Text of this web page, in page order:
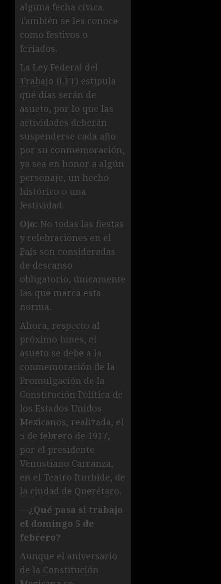
alguna fecha cívica.
También se les conoce
como festivos o
feriados.
La Ley Federal del
Trabajo (LFT) estipula
qué días serán de
asueto, por lo que las
actividades deberán
suspenderse cada año
por su conmemoración,
ya sea en honor a algún
personaje, un hecho
histórico o una
festividad.
Ojo: No todas las fiestas
y celebraciones en el
País son consideradas
de descanso
obligatorio, únicamente
las que marca esta
norma.
Ahora, respecto al
próximo lunes, el
asueto se debe a la
conmemoración de la
Promulgación de la
Constitución Política de
los Estados Unidos
Mexicanos, realizada, el
5 de febrero de 1917,
por el presidente
Venustiano Carranza,
en el Teatro Iturbide, de
la ciudad de Querétaro.
—¿Qué pasa si trabajo
el domingo 5 de
febrero?
Aunque el aniversario
de la Constitución